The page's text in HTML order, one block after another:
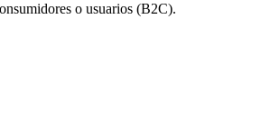
o usuarios (B2C).